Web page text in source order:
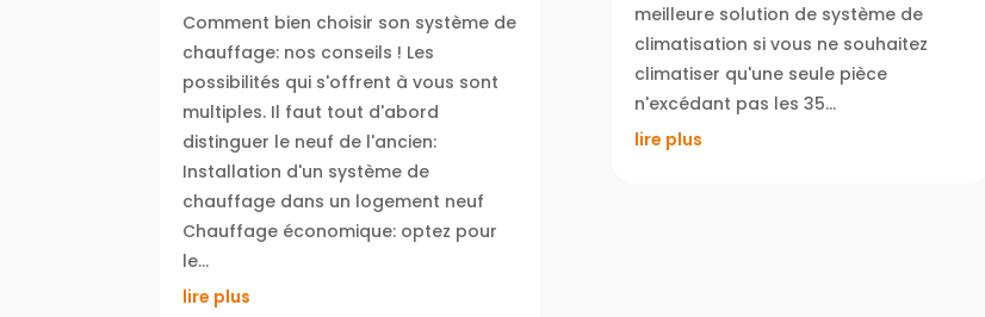
Comment bien choisir son système de
chauffage: nos conseils ! Les
possibilités qui s'offrent à vous sont
multiples. Il faut tout d'abord
distinguer le neuf de l'ancien:
Installation d'un système de
chauffage dans un logement neuf
Chauffage économique: optez pour
le...
lire plus
meilleure solution de système de
climatisation si vous ne souhaitez
climatiser qu'une seule pièce
n'excédant pas les 35...
lire plus